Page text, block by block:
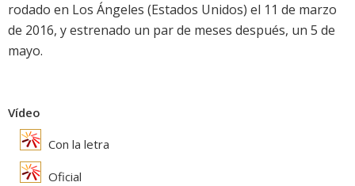
rodado en Los Ángeles (Estados Unidos) el 11 de marzo
de 2016, y estrenado un par de meses después, un 5 de
mayo.
Vídeo
Con la letra
Oficial